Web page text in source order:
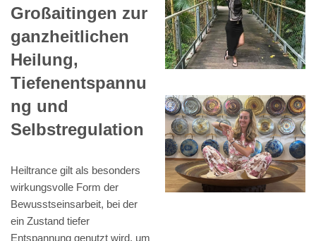
Großaitingen zur
ganzheitlichen
Heilung,
Tiefenentspannu
ng und
Selbstregulation
Heiltrance gilt als besonders
wirkungsvolle Form der
Bewusstseinsarbeit, bei der
ein Zustand tiefer
Entspannung genutzt wird, um